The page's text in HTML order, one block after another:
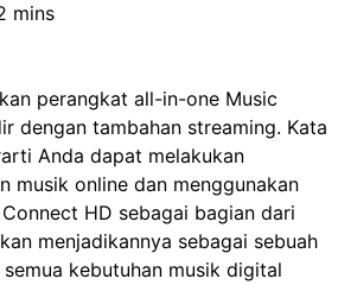
mins
perangkat all-in-one Music
dengan tambahan streaming. Kata
Anda dapat melakukan
musik online dan menggunakan
HD sebagai bagian dari
menjadikannya sebagai sebuah
kebutuhan musik digital